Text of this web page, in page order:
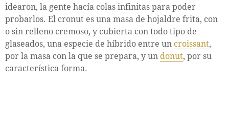
idearon, la gente hacía colas infinitas para poder
probarlos. El cronut es una masa de hojaldre frita, con
o sin relleno cremoso, y cubierta con todo tipo de
glaseados, una especie de híbrido entre un croissant,
por la masa con la que se prepara, y un donut, por su
característica forma.